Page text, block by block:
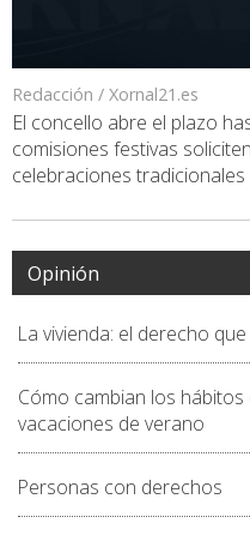
Redacción / Xornal21.es
El concello abre el plazo
comisiones festivas
celebraciones tradicionales
Opinión
La vivienda: el derecho
Cómo cambian los
vacaciones de verano
Personas con derechos